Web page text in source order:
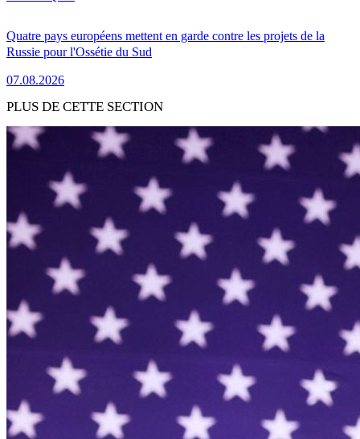
Quatre pays européens mettent en garde contre les projets de la
Russie pour l'Ossétie du Sud
07.08.2026
PLUS DE CETTE SECTION